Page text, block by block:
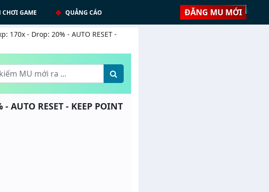
GAME QUẢNG CÁO ĐĂNG MU MỚI
- Drop: 20% - AUTO RESET -
RESET - KEEP POINT